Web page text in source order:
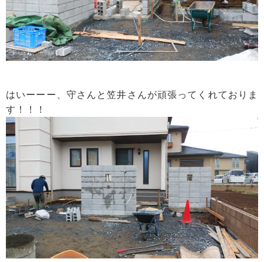
はいーーー、守さんと笠井さんが頑張ってくれておりま
す！！！